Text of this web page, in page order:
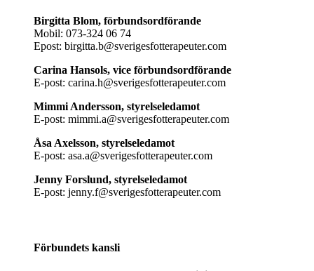
Birgitta Blom, förbundsordförande
Mobil: 073-324 06 74
Epost: birgitta.b@sverigesfotterapeuter.com
Carina Hansols, vice förbundsordförande
E-post: carina.h@sverigesfotterapeuter.com
Mimmi Andersson, styrelseledamot
E-post: mimmi.a@sverigesfotterapeuter.com
Åsa Axelsson, styrelseledamot
E-post: asa.a@sverigesfotterapeuter.com
Jenny Forslund, styrelseledamot
E-post: jenny.f@sverigesfotterapeuter.com
Förbundets kansli